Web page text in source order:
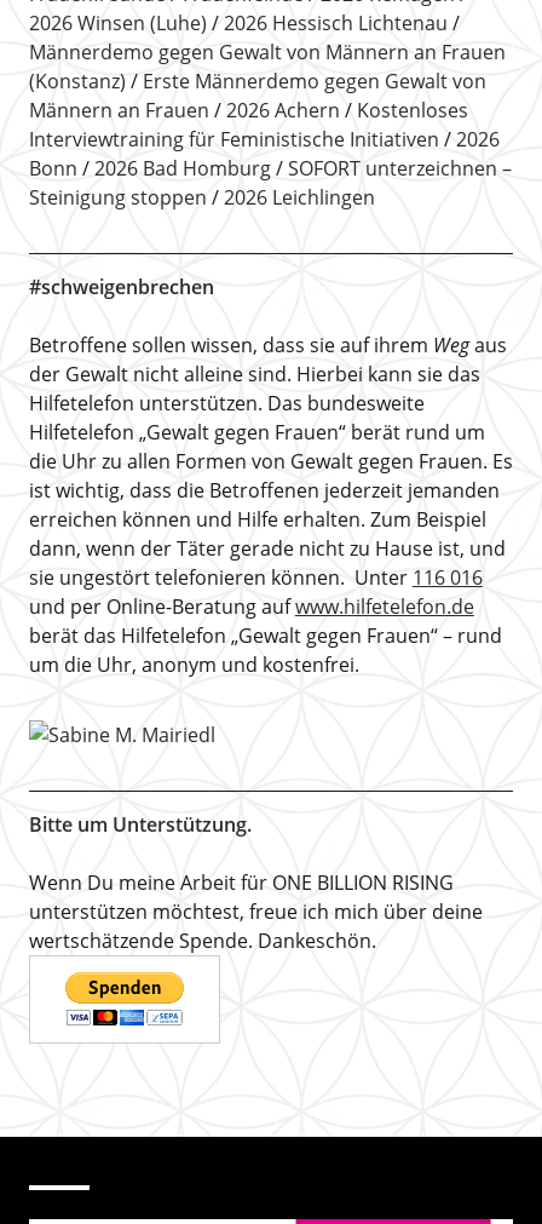
2026 Winsen (Luhe)
2026 Hessisch Lichtenau
Männerdemo gegen Gewalt von Männern an Frauen
(Konstanz)
Erste Männerdemo gegen Gewalt von
Männern an Frauen
2026 Achern
Kostenloses
Interviewtraining für Feministische Initiativen
2026
Bonn
2026 Bad Homburg
SOFORT unterzeichnen –
Steinigung stoppen
2026 Leichlingen
#schweigenbrechen
Betroffene sollen wissen, dass sie auf ihrem Wegaus
der Gewalt nicht alleine sind. Hierbei kann sie das
Hilfetelefon unterstützen. Das bundesweite
Hilfetelefon „Gewalt gegen Frauen“ berät rund um
die Uhr zu allen Formen von Gewalt gegen Frauen. Es
ist wichtig, dass die Betroffenen jederzeit jemanden
erreichen können und Hilfe erhalten. Zum Beispiel
dann, wenn der Täter gerade nicht zu Hause ist, und
sie ungestört telefonieren können. Unter 116 016
und per Online-Beratung aufwww.hilfetelefon.de
berät das Hilfetelefon „Gewalt gegen Frauen“ – rund
um die Uhr, anonym und kostenfrei.
Bitte um Unterstützung.
Wenn Du meine Arbeit für ONE BILLION RISING
unterstützen möchtest, freue ich mich über deine
wertschätzende Spende. Dankeschön.